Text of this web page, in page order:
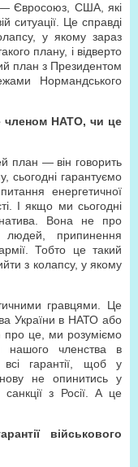
— Євросоюз, США, які
ситуації. Це справді
у якому зараз
плану, і відверто
план з Президентом
Нормандського
членом НАТО, чи це
— він говорить
сьогодні гарантуємо
енергетичної
І якщо ми сьогодні
Вона не про
людей, припинення
Тобто це такий
з колапсу, у якому
гравцями. Це
України в НАТО або
про це, ми розуміємо
нашого членства в
гарантії, щоб у
не опинитись у
санкції з Росії. А це
військового